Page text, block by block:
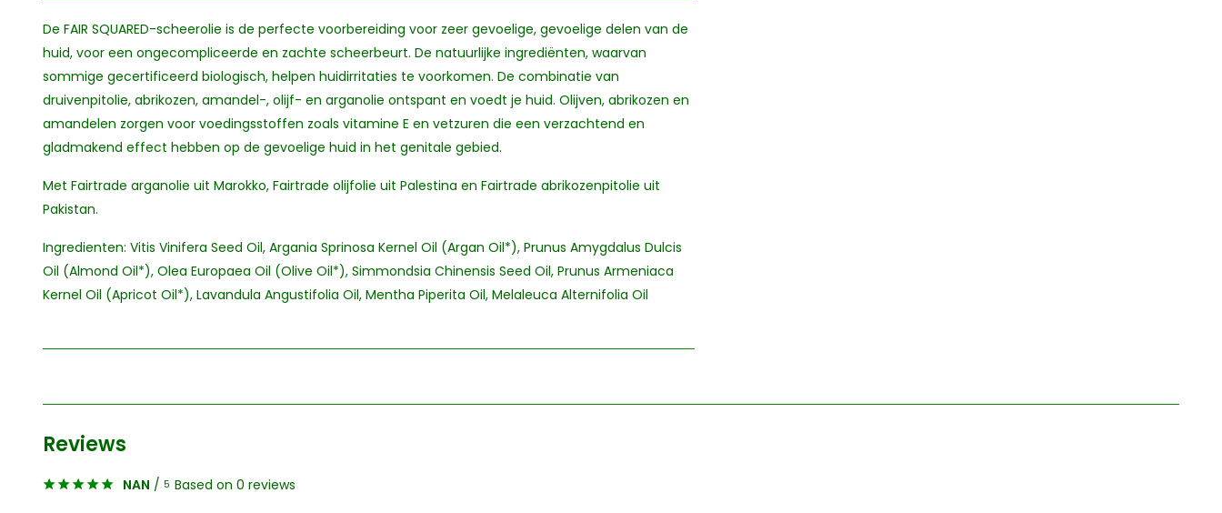
De FAIR SQUARED-scheerolie is de perfecte voorbereiding voor zeer gevoelige, gevoelige delen van de
huid, voor een ongecompliceerde en zachte scheerbeurt. De natuurlijke ingrediënten, waarvan
sommige gecertificeerd biologisch, helpen huidirritaties te voorkomen. De combinatie van
druivenpitolie, abrikozen, amandel-, olijf- en arganolie ontspant en voedt je huid. Olijven, abrikozen en
amandelen zorgen voor voedingsstoffen zoals vitamine E en vetzuren die een verzachtend en
gladmakend effect hebben op de gevoelige huid in het genitale gebied.
Met Fairtrade arganolie uit Marokko, Fairtrade olijfolie uit Palestina en Fairtrade abrikozenpitolie uit
Pakistan.
Ingredienten: Vitis Vinifera Seed Oil, Argania Sprinosa Kernel Oil (Argan Oil*), Prunus Amygdalus Dulcis
Oil (Almond Oil*), Olea Europaea Oil (Olive Oil*), Simmondsia Chinensis Seed Oil, Prunus Armeniaca
Kernel Oil (Apricot Oil*), Lavandula Angustifolia Oil, Mentha Piperita Oil, Melaleuca Alternifolia Oil
Reviews
NAN / 5 Based on 0 reviews